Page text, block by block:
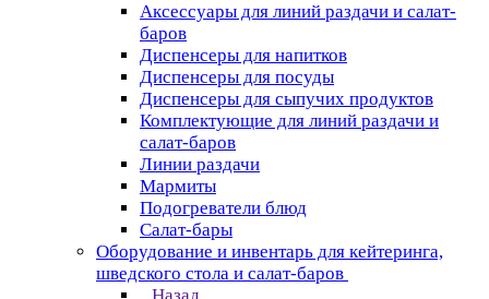
Аксессуары для линий раздачи и салат-
баров
Диспенсеры для напитков
Диспенсеры для посуды
Диспенсеры для сыпучих продуктов
Комплектующие для линий раздачи и
салат-баров
Линии раздачи
Мармиты
Подогреватели блюд
Салат-бары
Оборудование и инвентарь для кейтеринга,
шведского стола и салат-баров